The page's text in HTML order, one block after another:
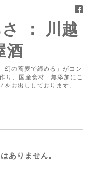
： 川越
酒
幻の蕎麦で締める」がコン
り、国産食材、無添加にこ
をお出ししております。
ありません。